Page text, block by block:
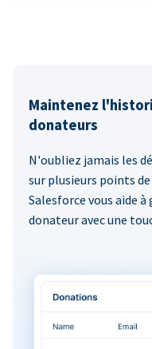
Maintenez
donateurs
N'oubliez jamais les
sur plusieurs points
Salesforce vous aide
donateur avec une